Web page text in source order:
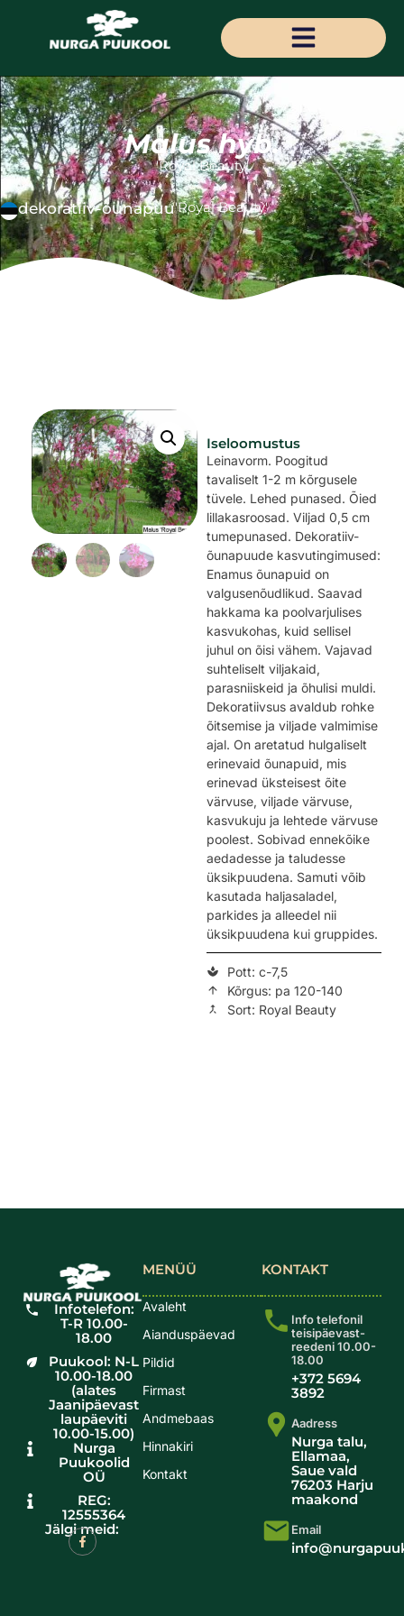
Malus hyb.
'Royal Beauty'
dekoratiiv-õunapuu'Royal Beauty'
Iseloomustus
Leinavorm. Poogitud
tavaliselt 1-2 m kõrgusele
tüvele. Lehed punased. Õied
lillakasroosad. Viljad 0,5 cm
tumepunased. Dekoratiiv-
õunapuude kasvutingimused:
Enamus õunapuid on
valgusenõudlikud. Saavad
hakkama ka poolvarjulises
kasvukohas, kuid sellisel
juhul on õisi vähem. Vajavad
suhteliselt viljakaid,
parasniiskeid ja õhulisi muldi.
Dekoratiivsus avaldub rohke
õitsemise ja viljade valmimise
ajal. On aretatud hulgaliselt
erinevaid õunapuid, mis
erinevad üksteisest õite
värvuse, viljade värvuse,
kasvukuju ja lehtede värvuse
poolest. Sobivad ennekõike
aedadesse ja taludesse
üksikpuudena. Samuti võib
kasutada haljasaladel,
parkides ja alleedel nii
üksikpuudena kui gruppides.
Pott: c-7,5
Kõrgus: pa 120-140
Sort: Royal Beauty
Infotelefon:
T-R 10.00-
18.00
Puukool: N-L
10.00-18.00
(alates
Jaanipäevast
laupäeviti
10.00-15.00)
Nurga
Puukoolid
OÜ
REG:
12555364
Jälgi meid:
MENÜÜ
Avaleht
Aianduspäevad
Pildid
Firmast
Andmebaas
Hinnakiri
Kontakt
KONTAKT
Info telefonil
teisipäevast-
reedeni 10.00-
18.00
+372 5694
3892
Aadress
Nurga talu,
Ellamaa,
Saue vald
76203 Harju
maakond
Email